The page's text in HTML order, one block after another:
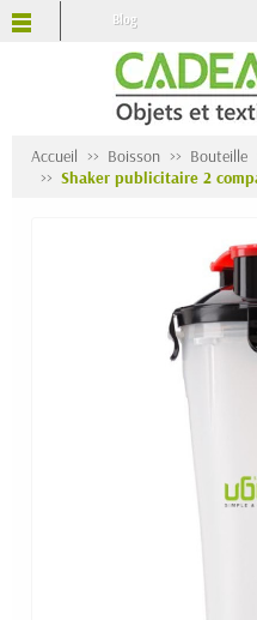
Blog
Accueil Boisson Bouteille
Shaker publicitaire 2